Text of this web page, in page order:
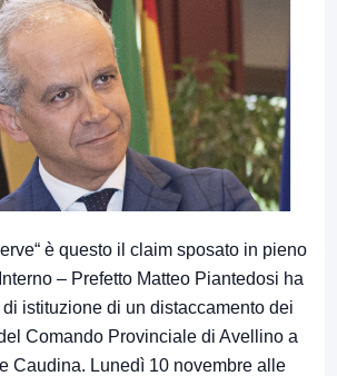
è questo il claim sposato in pieno
– Prefetto Matteo Piantedosi ha
istituzione di un distaccamento dei
Comando Provinciale di Avellino a
Caudina. Lunedì 10 novembre alle